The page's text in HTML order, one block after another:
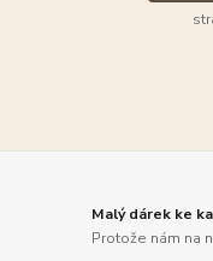
Malý dárek ke
Protože nám na